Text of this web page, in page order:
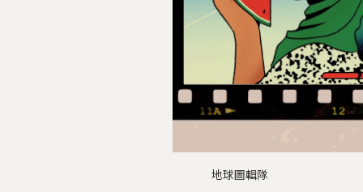
地球圖輯隊